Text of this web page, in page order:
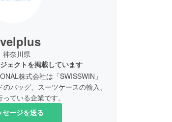
神奈川県
ェクトを掲載しています
株式会社は「SWISSWIN」
のバッグ、スーツケースの輸入、
ている企業です。
セージを送る